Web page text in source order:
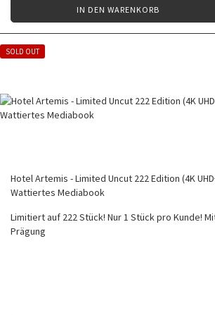
IN DEN WARENKORB
SOLD OUT
Hotel Artemis - Limited Uncut 222 Edition (4K
Wattiertes Mediabook
Limitiert auf 222 Stück! Nur 1 Stück pro Kunde!
Prägung